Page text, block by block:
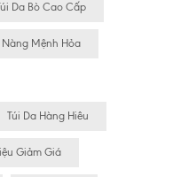
Da Bò Cao Cấp
Nàng Mệnh Hỏa
Túi Da Hàng Hiêu
Giảm Giá